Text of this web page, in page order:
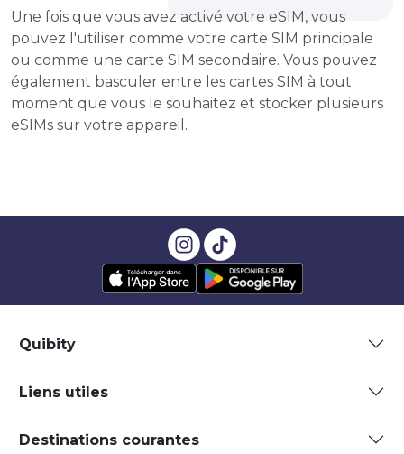
Une fois que vous avez activé votre eSIM, vous
pouvez l'utiliser comme votre carte SIM principale
ou comme une carte SIM secondaire. Vous pouvez
également basculer entre les cartes SIM à tout
moment que vous le souhaitez et stocker plusieurs
eSIMs sur votre appareil.
Quibity
Liens utiles
Destinations courantes